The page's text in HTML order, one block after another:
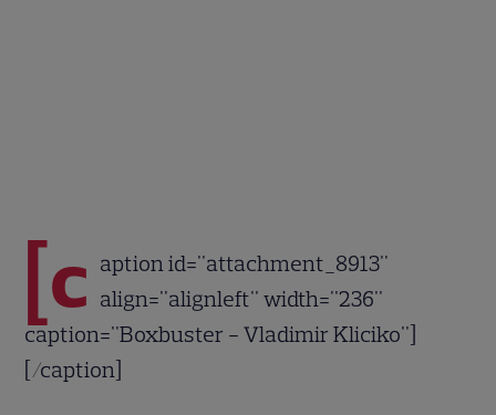
[c aption id="attachment_8913"
align="alignleft" width="236"
caption="Boxbuster - Vladimir Kliciko"]
[/caption]